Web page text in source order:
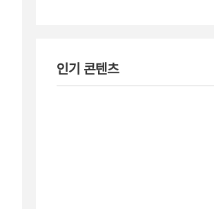
인기 콘텐츠